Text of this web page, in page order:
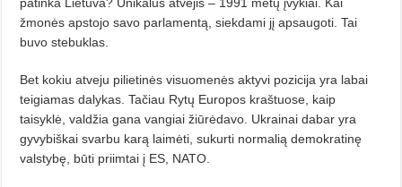
žmonės apstojo savo parlamentą, siekdami jį apsaugoti. Tai
buvo stebuklas.
Bet kokiu atveju pilietinės visuomenės aktyvi pozicija yra labai
teigia­mas dalykas. Tačiau Rytų Europos kraštuose, kaip
taisyklė, valdžia gana vangiai žiūrėdavo. Ukrainai dabar yra
gyvybiškai svarbu karą laimėti, sukurti normalią demokratinę
valstybę, būti priimtai į ES, NATO.